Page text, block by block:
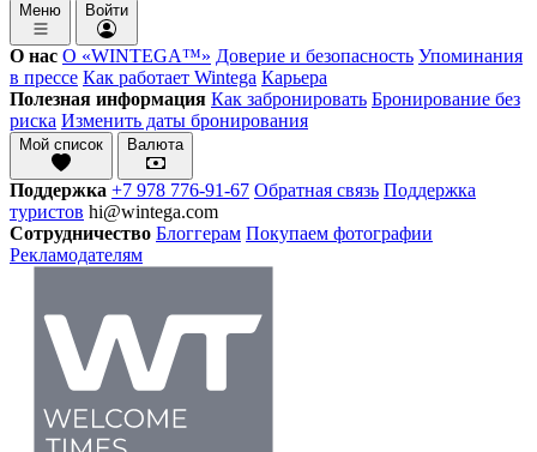
Меню Войти
О нас О «WINTEGA™» Доверие и безопасность Упоминания
в прессе Как работает Wintega Карьера
Полезная информация Как забронировать Бронирование без
риска Изменить даты бронирования
Мой список Валюта
Поддержка +7 978 776-91-67 Обратная связь Поддержка
туристов hi@wintega.com
Сотрудничество Блоггерам Покупаем фотографии
Рекламодателям